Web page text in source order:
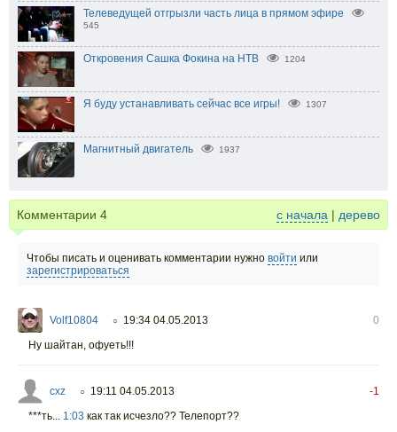
Телеведущей отгрызли часть лица в прямом эфире
545
Откровения Сашка Фокина на НТВ 1204
Я буду устанавливать сейчас все игры! 1307
Магнитный двигатель 1937
Комментарии 4 с начала | дерево
Чтобы писать и оценивать комментарии нужно войти или
зарегистрироваться
Volf10804 ○ 19:34 04.05.2013
0
Ну шайтан, офуеть!!!
cxz ○ 19:11 04.05.2013
-1
***ть... 1:03 как так исчезло?? Телепорт??